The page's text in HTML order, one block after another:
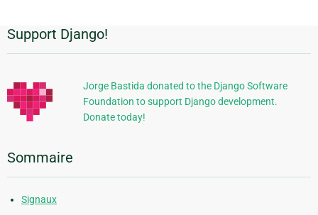
Informations
supplémentaires
Support Django!
Jorge Bastida donated to the Django Software
Foundation to support Django development.
Donate today!
Sommaire
Signaux